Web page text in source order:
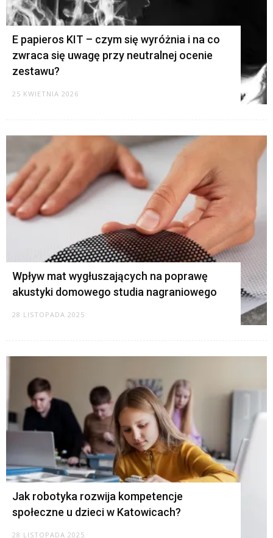
E papieros KIT – czym się wyróżnia i na co
zwraca się uwagę przy neutralnej ocenie
zestawu?
25 KWIETNIA 2026
Wpływ mat wygłuszających na poprawę
akustyki domowego studia nagraniowego
28 LISTOPADA 2025
Jak robotyka rozwija kompetencje
społeczne u dzieci w Katowicach?
28 LISTOPADA 2025